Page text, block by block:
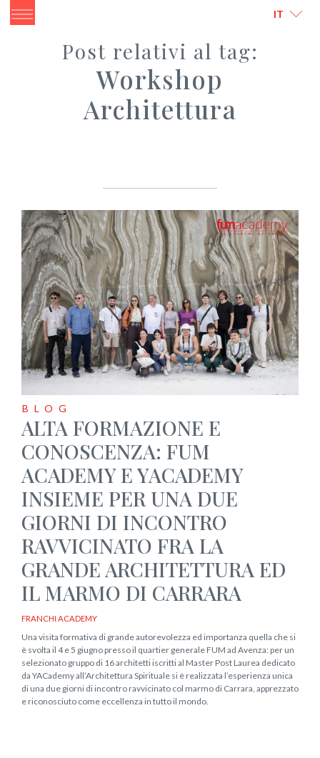
IT
Post relativi al tag:
Workshop
Architettura
BLOG
ALTA FORMAZIONE E
CONOSCENZA: FUM
ACADEMY E YACADEMY
INSIEME PER UNA DUE
GIORNI DI INCONTRO
RAVVICINATO FRA LA
GRANDE ARCHITETTURA ED
IL MARMO DI CARRARA
FRANCHI ACADEMY
Una visita formativa di grande autorevolezza ed importanza quella che si
è svolta il 4 e 5 giugno presso il quartier generale FUM ad Avenza: per un
selezionato gruppo di 16 architetti iscritti al Master Post Laurea dedicato
da YACademy all’Architettura Spirituale si è realizzata l’esperienza unica
di una due giorni di incontro ravvicinato col marmo di Carrara, apprezzato
e riconosciuto come eccellenza in tutto il mondo.